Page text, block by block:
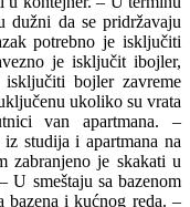
dužni da se pridržavaju
potrebno je isključiti
je isključit ibojler,
bojler zavreme
ukoliko su vrata
van apartmana. –
studija i apartmana na
zabranjeno je skakati u
U smeštaju sa bazenom
bazena i kućnog reda. –